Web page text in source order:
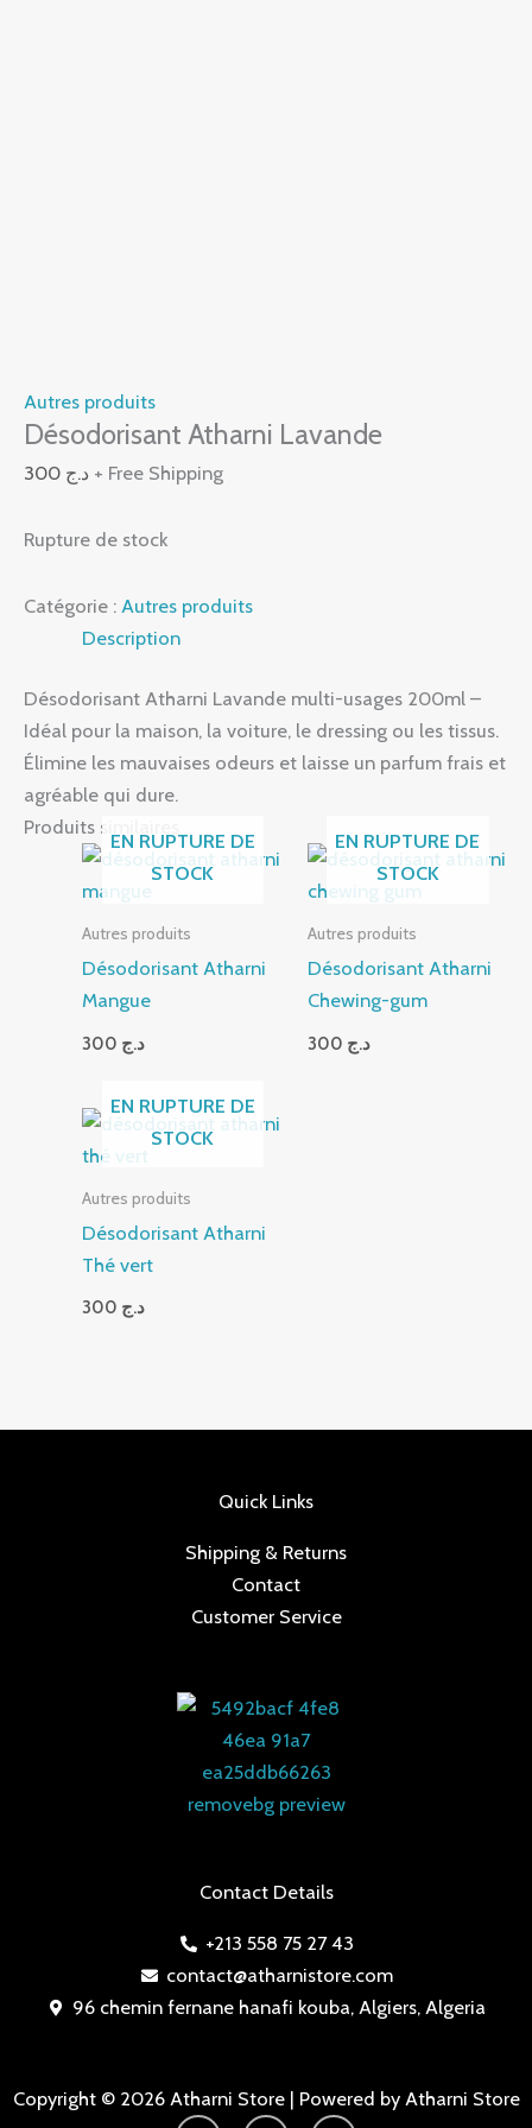
Autres produits
Désodorisant Atharni Lavande
د.ج + Free Shipping
Rupture de stock
Catégorie : Autres produits
Description
Désodorisant Atharni Lavande multi-usages 200ml –
Idéal pour la maison, la voiture, le dressing ou les tissus.
Élimine les mauvaises odeurs et laisse un parfum frais et
agréable qui dure.
Produits similaires
EN RUPTURE DE
STOCK
Autres produits
Désodorisant Atharni
Mangue
د.ج
EN RUPTURE DE
STOCK
Autres produits
Désodorisant Atharni
Chewing-gum
د.ج
EN RUPTURE DE
STOCK
Autres produits
Désodorisant Atharni
Thé vert
د.ج
Contact Details
+213 558 75 27 43
contact@atharnistore.com
96 chemin fernane hanafi kouba, Algiers, Algeria
Quick Links
Shipping & Returns
Contact
Customer Service
Copyright © 2026 Atharni Store | Powered by Atharni Store
I F T